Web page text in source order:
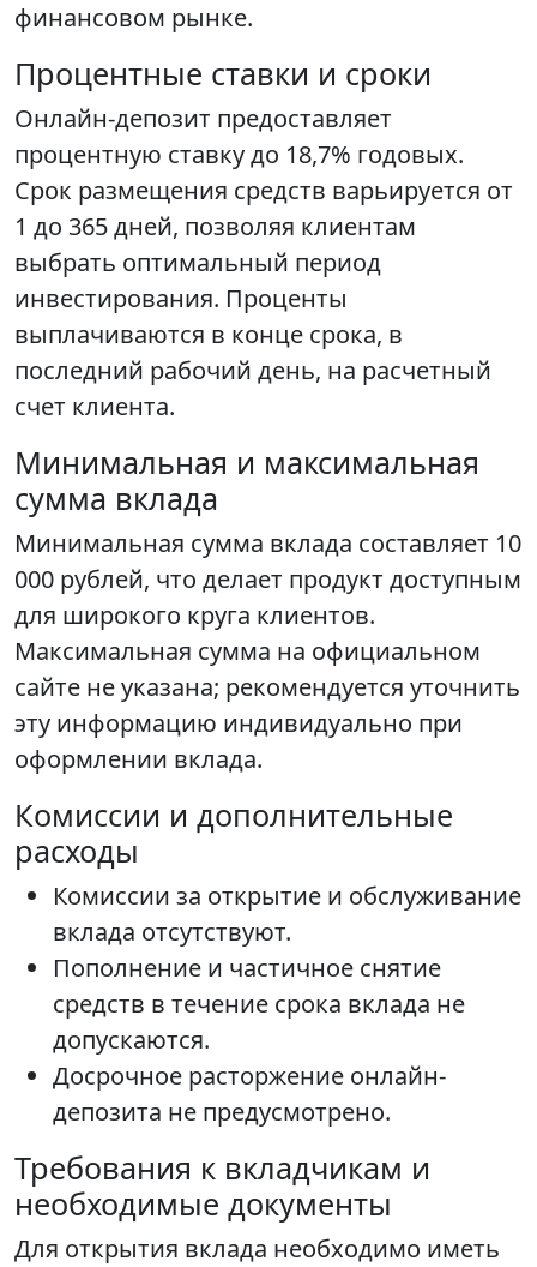
финансовом рынке.
Процентные ставки и сроки
Онлайн-депозит предоставляет
процентную ставку до 18,7% годовых.
Срок размещения средств варьируется от
1 до 365 дней, позволяя клиентам
выбрать оптимальный период
инвестирования. Проценты
выплачиваются в конце срока, в
последний рабочий день, на расчетный
счет клиента.
Минимальная и максимальная
сумма вклада
Минимальная сумма вклада составляет 10
000 рублей, что делает продукт доступным
для широкого круга клиентов.
Максимальная сумма на официальном
сайте не указана; рекомендуется уточнить
эту информацию индивидуально при
оформлении вклада.
Комиссии и дополнительные
расходы
Комиссии за открытие и обслуживание
вклада отсутствуют.
Пополнение и частичное снятие
средств в течение срока вклада не
допускаются.
Досрочное расторжение онлайн-
депозита не предусмотрено.
Требования к вкладчикам и
необходимые документы
Для открытия вклада необходимо иметь